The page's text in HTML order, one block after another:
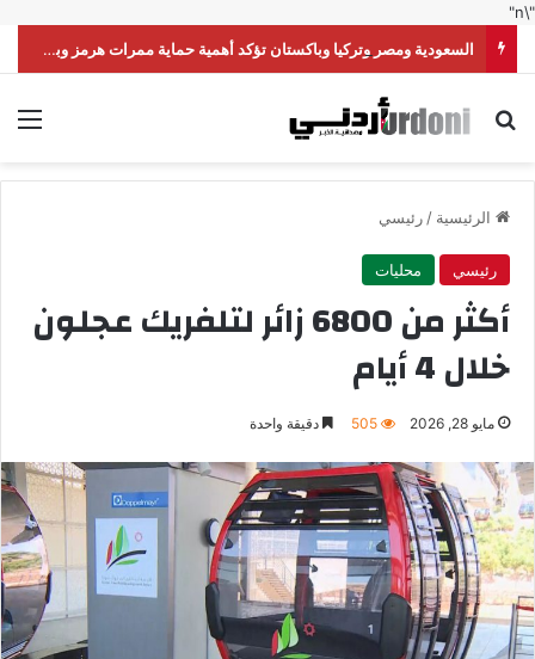
"\n"
السعودية ومصر وتركيا وباكستان تؤكد أهمية حماية ممرات هرمز وباب المندب
بحث عن
الرئيسية /رئيسي
رئيسي محليات
أكثر من 6800 زائر لتلفريك عجلون
خلال 4 أيام
مايو 28, 2026 505 دقيقة واحدة